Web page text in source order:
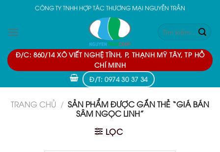
content
CÔNG TY TNHH HỢP TÁC THƯƠNG MẠI NGUYỄN TRẦN
Tìm
kiếm:
Đ/C: 860/14 XÔ VIẾT NGHỆ TĨNH, P, THẠNH MỸ TÂY, TP HỒ
CHÍ MINH
Đ/T: 0974 30 37 34
TRANG CHỦ / SẢN PHẨM ĐƯỢC GẮN THẺ “GIÁ BÁN
SÂM NGỌC LINH”
LỌC